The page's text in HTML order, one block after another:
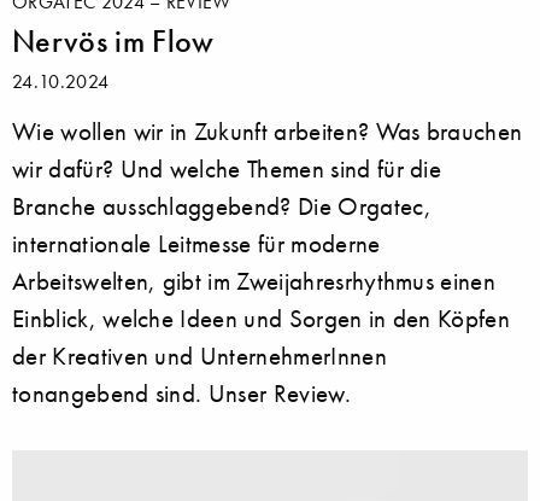
Nervös im Flow
24.10.2024
Wie wollen wir in Zukunft arbeiten? Was brauchen
wir dafür? Und welche Themen sind für die
Branche ausschlaggebend? Die Orgatec,
internationale Leitmesse für moderne
Arbeitswelten, gibt im Zweijahresrhythmus einen
Einblick, welche Ideen und Sorgen in den Köpfen
der Kreativen und UnternehmerInnen
tonangebend sind. Unser Review.